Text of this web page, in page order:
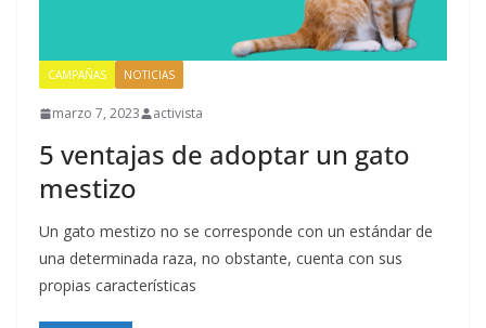
CAMPAÑAS NOTICIAS
marzo 7, 2023 activista
5 ventajas de adoptar un gato
mestizo
Un gato mestizo no se corresponde con un estándar de
una determinada raza, no obstante, cuenta con sus
propias características